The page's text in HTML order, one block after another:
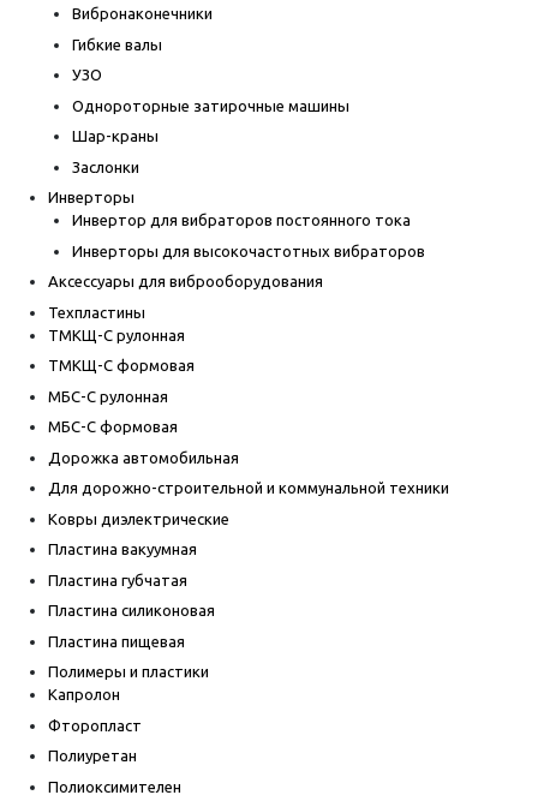
Вибронаконечники
Гибкие валы
УЗО
Однороторные затирочные машины
Шар-краны
Заслонки
Инверторы
Инвертор для вибраторов постоянного тока
Инверторы для высокочастотных вибраторов
Аксессуары для виброоборудования
Техпластины
ТМКЩ-С рулонная
ТМКЩ-С формовая
МБС-С рулонная
МБС-С формовая
Дорожка автомобильная
Для дорожно-строительной и коммунальной техники
Ковры диэлектрические
Пластина вакуумная
Пластина губчатая
Пластина силиконовая
Пластина пищевая
Полимеры и пластики
Капролон
Фторопласт
Полиуретан
Полиоксимителен